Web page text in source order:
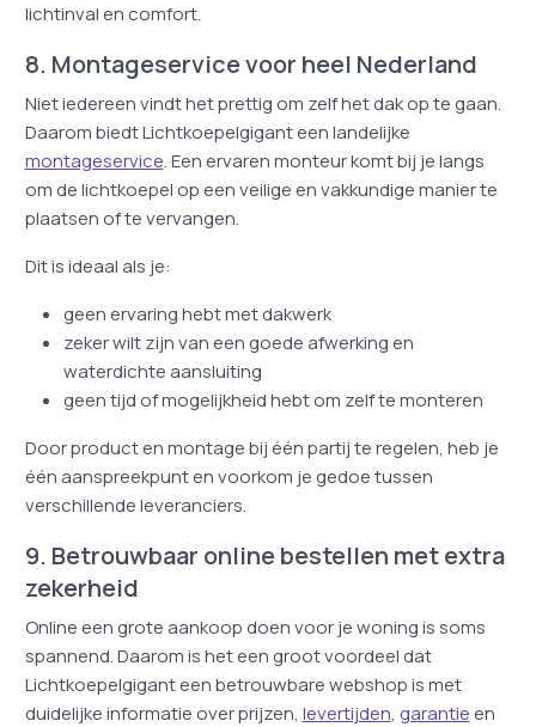
lichtinval en comfort.
8. Montageservice voor heel Nederland
Niet iedereen vindt het prettig om zelf het dak op te gaan.
Daarom biedt Lichtkoepelgigant een landelijke
montageservice. Een ervaren monteur komt bij je langs
om de lichtkoepel op een veilige en vakkundige manier te
plaatsen of te vervangen.
Dit is ideaal als je:
geen ervaring hebt met dakwerk
zeker wilt zijn van een goede afwerking en
waterdichte aansluiting
geen tijd of mogelijkheid hebt om zelf te monteren
Door product en montage bij één partij te regelen, heb je
één aanspreekpunt en voorkom je gedoe tussen
verschillende leveranciers.
9. Betrouwbaar online bestellen met extra
zekerheid
Online een grote aankoop doen voor je woning is soms
spannend. Daarom is het een groot voordeel dat
Lichtkoepelgigant een betrouwbare webshop is met
duidelijke informatie over prijzen, levertijden, garantie en